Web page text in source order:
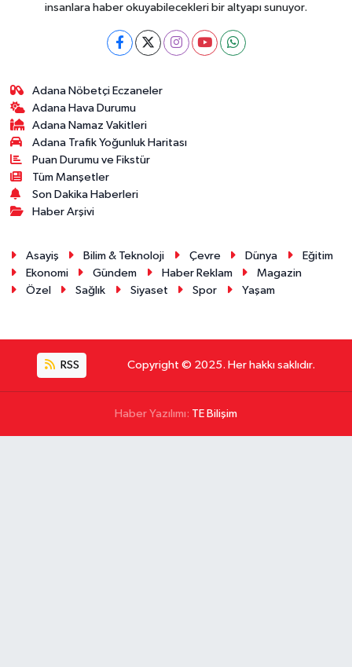
insanlara haber okuyabilecekleri bir altyapı sunuyor.
Adana Nöbetçi Eczaneler
Adana Hava Durumu
Adana Namaz Vakitleri
Adana Trafik Yoğunluk Haritası
Puan Durumu ve Fikstür
Tüm Manşetler
Son Dakika Haberleri
Haber Arşivi
Asayiş Bilim & Teknoloji Çevre Dünya
Eğitim
Ekonomi
Gündem Haber Reklam
Magazin
Özel
Sağlık Siyaset Spor Yaşam
RSS Copyright © 2025. Her hakkı saklıdır.
Haber Yazılımı: TE Bilişim